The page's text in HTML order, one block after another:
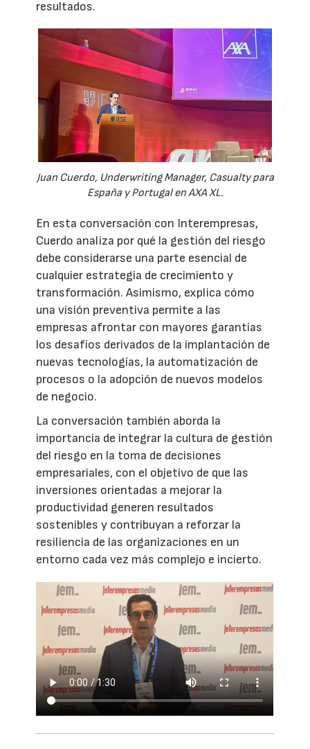
resultados.
Juan Cuerdo, Underwriting Manager, Casualty para
España y Portugal en AXA XL.
En esta conversación con Interempresas,
Cuerdo analiza por qué la gestión del riesgo
debe considerarse una parte esencial de
cualquier estrategia de crecimiento y
transformación. Asimismo, explica cómo
una visión preventiva permite a las
empresas afrontar con mayores garantías
los desafíos derivados de la implantación de
nuevas tecnologías, la automatización de
procesos o la adopción de nuevos modelos
de negocio.
La conversación también aborda la
importancia de integrar la cultura de gestión
del riesgo en la toma de decisiones
empresariales, con el objetivo de que las
inversiones orientadas a mejorar la
productividad generen resultados
sostenibles y contribuyan a reforzar la
resiliencia de las organizaciones en un
entorno cada vez más complejo e incierto.